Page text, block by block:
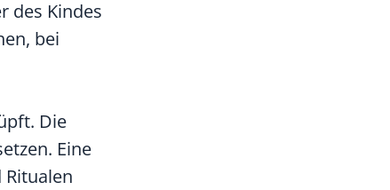
des Kindes
bei
Die
Eine